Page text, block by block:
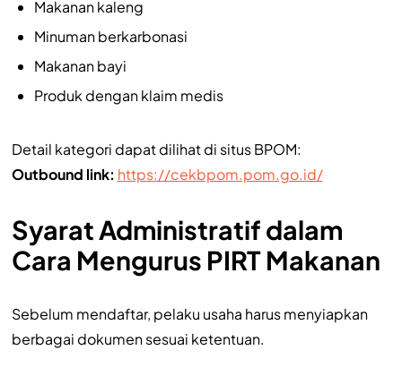
Makanan kaleng
Minuman berkarbonasi
Makanan bayi
Produk dengan klaim medis
Detail kategori dapat dilihat di situs BPOM:
Outbound link: https://cekbpom.pom.go.id/
Syarat Administratif dalam
Cara Mengurus PIRT Makanan
Sebelum mendaftar, pelaku usaha harus menyiapkan
berbagai dokumen sesuai ketentuan.